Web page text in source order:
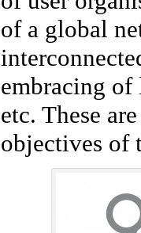
of a global
embracing
etc. These
objectives of